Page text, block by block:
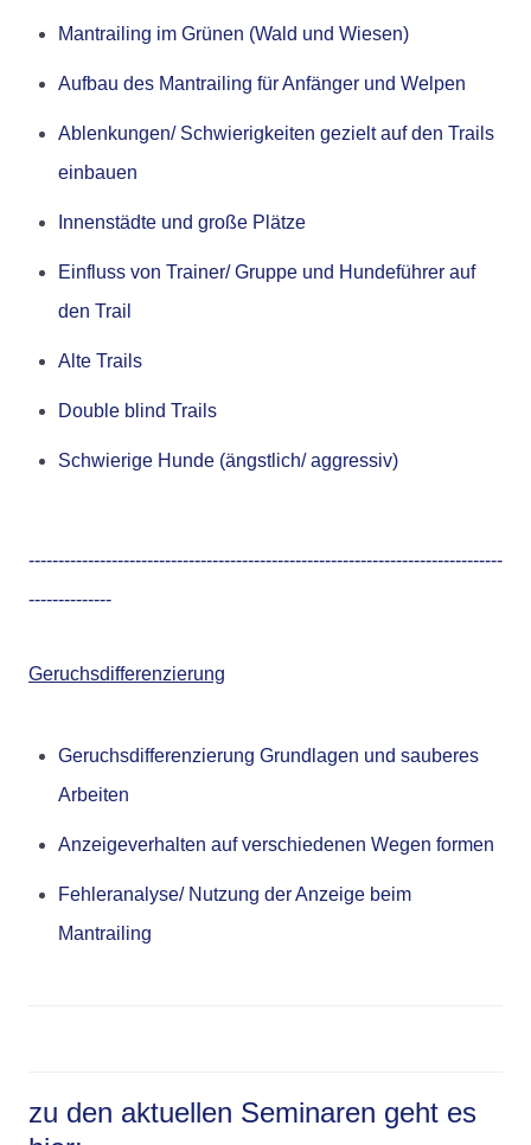
Mantrailing im Grünen (Wald und Wiesen)
Aufbau des Mantrailing für Anfänger und Welpen
Ablenkungen/ Schwierigkeiten gezielt auf den Trails
einbauen
Innenstädte und große Plätze
Einfluss von Trainer/ Gruppe und Hundeführer auf
den Trail
Alte Trails
Double blind Trails
Schwierige Hunde (ängstlich/ aggressiv)
--------------------------------------------------------------------------------
--------------
Geruchsdifferenzierung
Geruchsdifferenzierung Grundlagen und sauberes
Arbeiten
Anzeigeverhalten auf verschiedenen Wegen formen
Fehleranalyse/ Nutzung der Anzeige beim
Mantrailing
zu den aktuellen Seminaren geht es